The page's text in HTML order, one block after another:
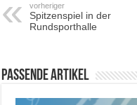
vorheriger
Spitzenspiel in der
Rundsporthalle
Passende Artikel